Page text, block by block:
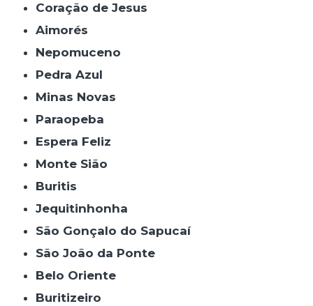
Coração de Jesus
Aimorés
Nepomuceno
Pedra Azul
Minas Novas
Paraopeba
Espera Feliz
Monte Sião
Buritis
Jequitinhonha
São Gonçalo do Sapucaí
São João da Ponte
Belo Oriente
Buritizeiro